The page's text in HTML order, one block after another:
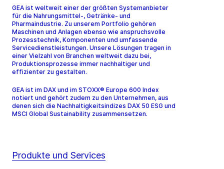
GEA ist weltweit einer der größten Systemanbieter
für die Nahrungsmittel-, Getränke- und
Pharmaindustrie. Zu unserem Portfolio gehören
Maschinen und Anlagen ebenso wie anspruchsvolle
Prozesstechnik, Komponenten und umfassende
Servicedienstleistungen. Unsere Lösungen tragen in
einer Vielzahl von Branchen weltweit dazu bei,
Produktionsprozesse immer nachhaltiger und
effizienter zu gestalten.
GEA ist im DAX und im STOXX® Europe 600 Index
notiert und gehört zudem zu den Unternehmen, aus
denen sich die Nachhaltigkeitsindizes DAX 50 ESG und
MSCI Global Sustainability zusammensetzen.
Produkte und Services